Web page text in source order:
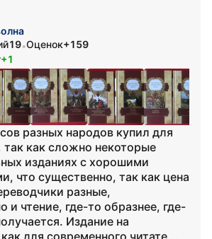
19•Оценок+159
+1
разных народов купил для
так как сложно некоторые
изданиях с хорошими
что существенно, так как цена
разные,
и чтение, где-то образнее, где-
Издание на
для современного читате...